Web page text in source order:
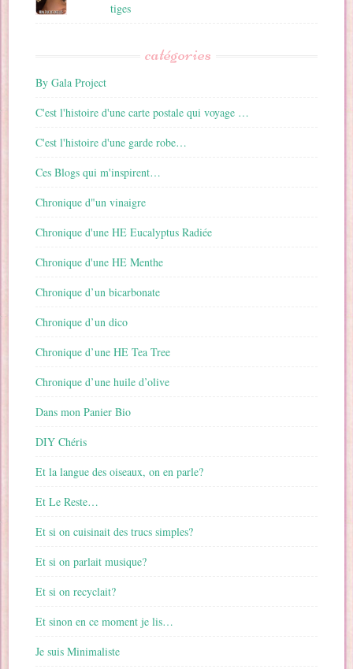
tiges
catégories
By Gala Project
C'est l'histoire d'une carte postale qui voyage …
C'est l'histoire d'une garde robe…
Ces Blogs qui m'inspirent…
Chronique d"un vinaigre
Chronique d'une HE Eucalyptus Radiée
Chronique d'une HE Menthe
Chronique d’un bicarbonate
Chronique d’un dico
Chronique d’une HE Tea Tree
Chronique d’une huile d’olive
Dans mon Panier Bio
DIY Chéris
Et la langue des oiseaux, on en parle?
Et Le Reste…
Et si on cuisinait des trucs simples?
Et si on parlait musique?
Et si on recyclait?
Et sinon en ce moment je lis…
Je suis Minimaliste